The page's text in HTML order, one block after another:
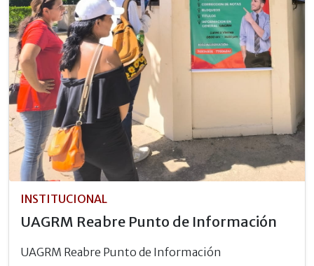
INSTITUCIONAL
UAGRM Reabre Punto de Información
UAGRM Reabre Punto de Información